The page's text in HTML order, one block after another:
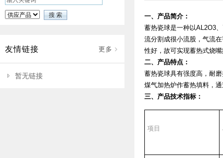
更多
友情链接
暂无链接
一、产品简介：
蓄热瓷球是一种以AL2O3
流分割成很小流股，气流
性好，故可实现蓄热式烧
二、产品特点：
蓄热瓷球具有强度高，耐
煤气加热炉作蓄热填料，
三、产品技术指标：
项目